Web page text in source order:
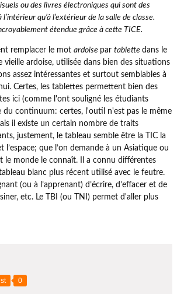
ou des livres électroniques qui sont des
qu’à l’extérieur de la salle de classe.
étendue grâce à cette TICE.
remplacer le mot ardoise par tablette dans le
ardoise, utilisée dans bien des situations
assez intéressantes et surtout semblables à
Certes, les tablettes permettent bien des
ici (comme l'ont souligné les étudiants
continuum: certes, l'outil n'est pas le même
il existe un certain nombre de traits
justement, le tableau semble être la TIC la
l’espace; que l’on demande à un Asiatique ou
le monde le connaît. Il a connu différentes
blanc plus récent utilisé avec le feutre.
(ou à l’apprenant) d’écrire, d’effacer et de
etc. Le TBI (ou TNI) permet d'aller plus
0